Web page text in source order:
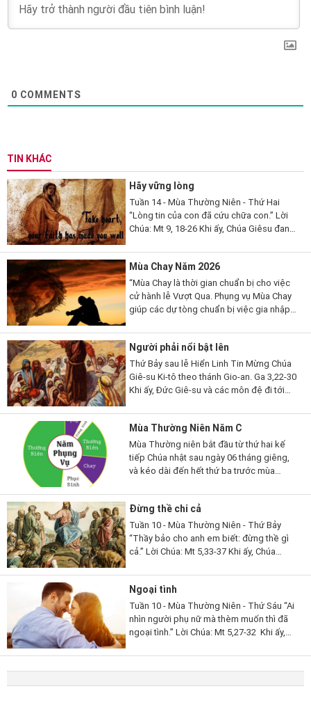
0 COMMENTS
TIN KHÁC
Hãy vững lòng
Tuần 14 - Mùa Thường Niên - Thứ Hai
“Lòng tin của con đã cứu chữa con.” Lời
Chúa: Mt 9, 18-26 Khi ấy, Chúa Giêsu đang
mà thưa...
Mùa Chay Năm 2026
“Mùa Chay là thời gian chuẩn bị cho việc
cử hành lễ Vượt Qua. Phụng vụ Mùa Chay
giúp các dự tòng chuẩn bị việc gia nhập
Chay cũng là thời gian...
Người phải nổi bật lên
Thứ Bảy sau lễ Hiển Linh Tin Mừng Chúa
Giê-su Ki-tô theo thánh Gio-an. Ga 3,22-30
Khi ấy, Đức Giê-su và các môn đệ đi tới
ông và làm phép rửa. Còn...
Mùa Thường Niên Năm C
Mùa Thường niên bắt đầu từ thứ hai kế
tiếp Chúa nhật sau ngày 06 tháng giêng,
và kéo dài đến hết thứ ba trước mùa
nhật lễ Hiện xuống và...
Đừng thề chi cả
Tuần 10 - Mùa Thường Niên - Thứ Bảy
“Thầy bảo cho anh em biết: đừng thề gì
cả.” Lời Chúa: Mt 5,33-37 Khi ấy, Chúa
con lại còn nghe dạy người...
Ngoại tình
Tuần 10 - Mùa Thường Niên - Thứ Sáu “Ai
nhìn người phụ nữ mà thèm muốn thì đã
ngoại tình.” Lời Chúa: Mt 5,27-32 Khi ấy,
“Các con đã nghe dạy...